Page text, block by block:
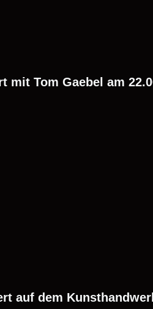
mit Tom Gaebel am
auf dem